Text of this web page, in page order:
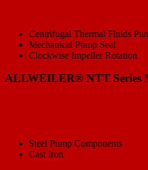
Centrifugal Thermal Fluids
Mechanical Pump Seal
Clockwise Impeller Rotation
ALLWEILER® NTT Series
Steel Pump Components
Cast Iron